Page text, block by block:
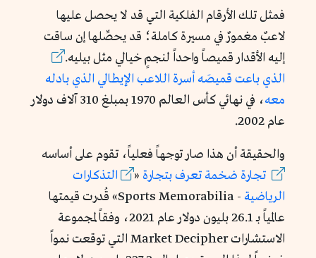
فمثل تلك الأرقام الفلكية التي قد لا يحصل عليها
لاعبٌ مغمورٌ في مسيرة كاملة؛ قد يحصِّلها إن ساقت
إليه الأقدار قميصاً واحداً لنجمٍ خيالي مثل بيليه.
الذي باعت قميصَه أسرة اللاعب الإيطالي الذي بادله
معه
، في نهائي كأس العالم 1970 بمبلغ 310 آلاف دولار
عام 2002.
والحقيقة أن هذا صار توجهاً فعلياً، تقوم على أساسه
تجارة ضخمة تعرفبتجارة «
التذكارات
الرياضية -
Sports Memorabilia» قُدرت قيمتها
عالمياً بـ 26.1 بليون دولار عام 2021، وفقاً لمجموعة
الاستشارات Market Decipher التي توقعت نمواً